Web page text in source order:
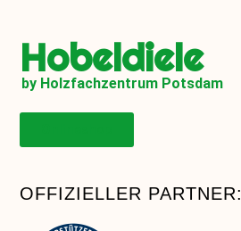
Hobeldiele
by Holzfachzentrum Potsdam
OFFIZIELLER PARTNER: